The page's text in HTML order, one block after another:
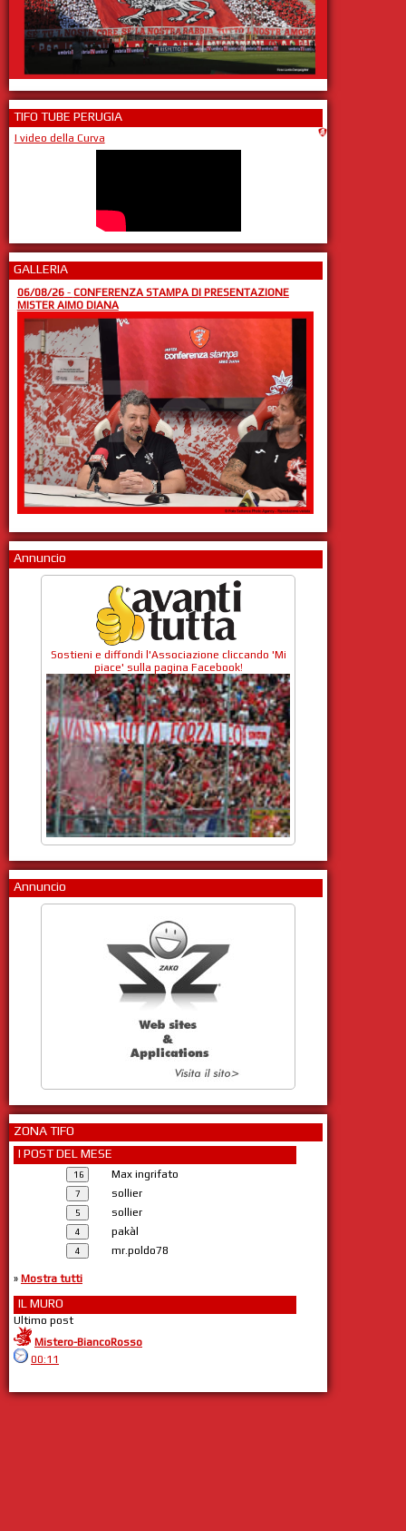
TIFO TUBE PERUGIA
I video della Curva
GALLERIA
06/08/26- CONFERENZA STAMPA DI PRESENTAZIONE
MISTER AIMO DIANA
Annuncio
Sostieni e diffondi l'Associazione cliccando 'Mi
piace' sulla pagina Facebook!
Annuncio
ZONA TIFO
I POST DEL MESE
Max ingrifato
sollier
sollier
pakàl
mr.poldo78
» Mostra tutti
IL MURO
Ultimo post
Mistero-BiancoRosso
00:11